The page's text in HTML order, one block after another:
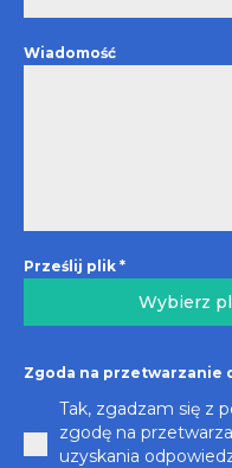
Wiadomość
Prześlij plik *
Wybierz
Zgoda na przetwarzanie
Tak, zgadzam się z
zgodę na
uzyskania